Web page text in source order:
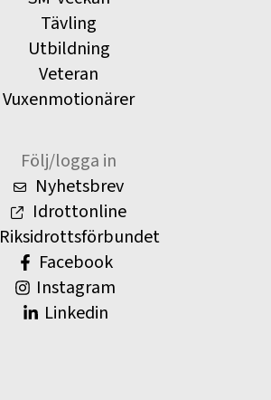
Tävling
Utbildning
Veteran
Vuxenmotionärer
Följ/logga in
Nyhetsbrev
Idrottonline
Riksidrottsförbundet
Facebook
Instagram
Linkedin